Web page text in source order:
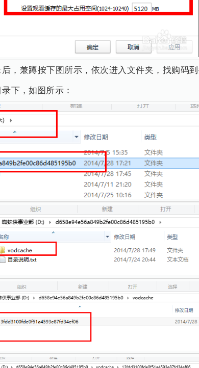
，兼蹲按下图所示，依次进入文件夹，找购码
下，如图所示：